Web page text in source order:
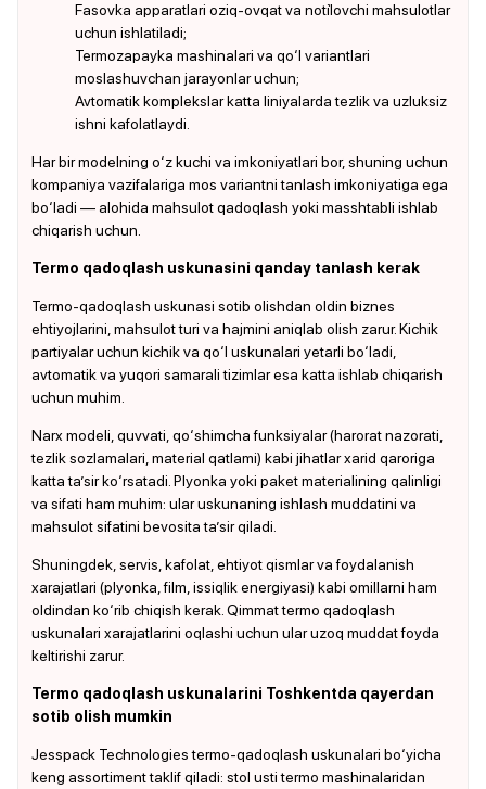
Fasovka apparatlari oziq-ovqat va noti̇lovchi mahsulotlar
uchun ishlatiladi;
Termozapayka mashinalari va qo‘l variantlari
moslashuvchan jarayonlar uchun;
Avtomatik komplekslar katta liniyalarda tezlik va uzluksiz
ishni kafolatlaydi.
Har bir modelning o‘z kuchi va imkoniyatlari bor, shuning uchun
kompaniya vazifalariga mos variantni tanlash imkoniyatiga ega
bo‘ladi — alohida mahsulot qadoqlash yoki masshtabli ishlab
chiqarish uchun.
Termo qadoqlash uskunasini qanday tanlash kerak
Termo-qadoqlash uskunasi sotib olishdan oldin biznes
ehtiyojlarini, mahsulot turi va hajmini aniqlab olish zarur. Kichik
partiyalar uchun kichik va qo‘l uskunalari yetarli bo‘ladi,
avtomatik va yuqori samarali tizimlar esa katta ishlab chiqarish
uchun muhim.
Narx modeli, quvvati, qo‘shimcha funksiyalar (harorat nazorati,
tezlik sozlamalari, material qatlami) kabi jihatlar xarid qaroriga
katta ta’sir ko‘rsatadi. Plyonka yoki paket materialining qalinligi
va sifati ham muhim: ular uskunaning ishlash muddatini va
mahsulot sifatini bevosita ta’sir qiladi.
Shuningdek, servis, kafolat, ehtiyot qismlar va foydalanish
xarajatlari (plyonka, film, issiqlik energiyasi) kabi omillarni ham
oldindan ko‘rib chiqish kerak. Qimmat termo qadoqlash
uskunalari xarajatlarini oqlashi uchun ular uzoq muddat foyda
keltirishi zarur.
Termo qadoqlash uskunalarini Toshkentda qayerdan
sotib olish mumkin
Jesspack Technologies termo-qadoqlash uskunalari bo‘yicha
keng assortiment taklif qiladi: stol usti termo mashinalaridan